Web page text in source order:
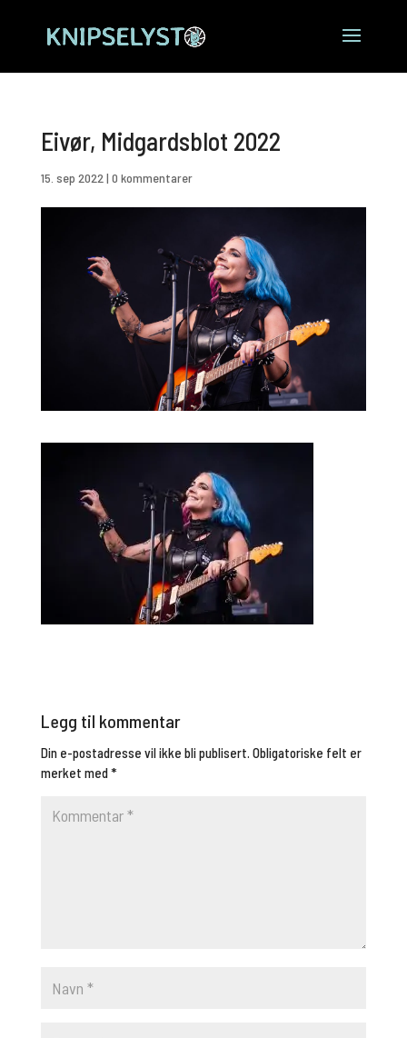
Eivør, Midgardsblot 2022
15. sep 2022 | 0 kommentarer
Legg til kommentar
Din e-postadresse vil ikke bli publisert. Obligatoriske felt er
merket med*